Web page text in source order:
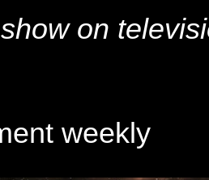
on
weekly